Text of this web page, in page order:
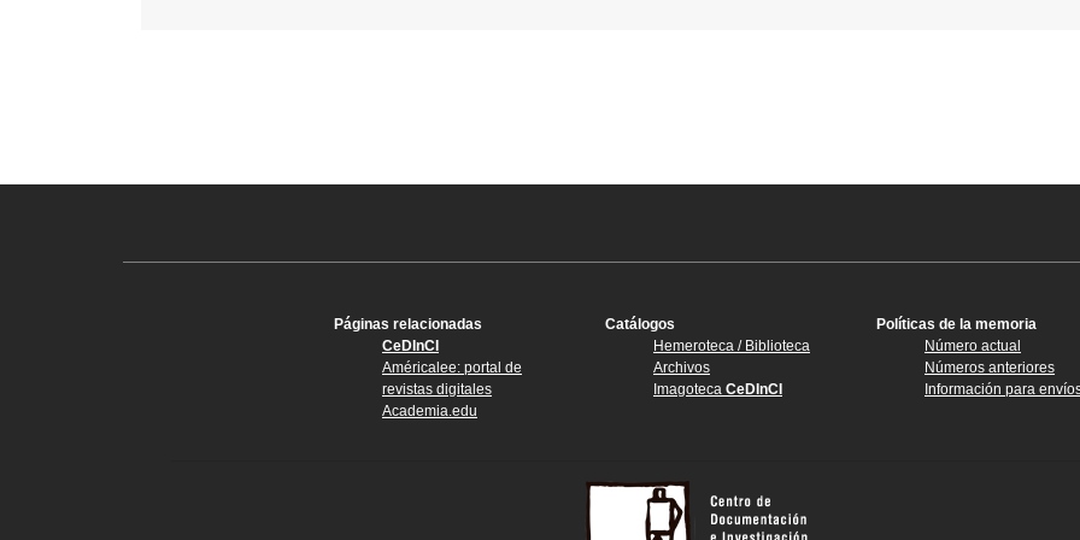
Páginas relacionadas
CeDInCI
Américalee: portal de
revistas digitales
Academia.edu
Catálogos
Hemeroteca / Biblioteca
Archivos
Imagoteca CeDInCI
Políticas de la memoria
Número actual
Números anteriores
Información para